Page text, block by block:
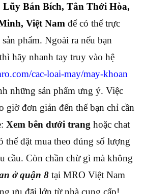
Lũy Bán Bích, Tân Thới Hòa,
Việt Nam để có thể trực
phẩm. Ngoài ra nếu bạn
hãy nhanh tay truy vào hệ
cac-loai-may/may-khoan
những sản phẩm ưng ý. Việc
giờ đơn giản đến thế bạn chỉ cần
Xem bên dưới trang hoặc chat
thể đặt mua theo đúng số lượng
cầu. Còn chần chừ gì mà không
ở quận 8 tại MRO Việt Nam
ưu đãi lớn từ nhà cung cấp!